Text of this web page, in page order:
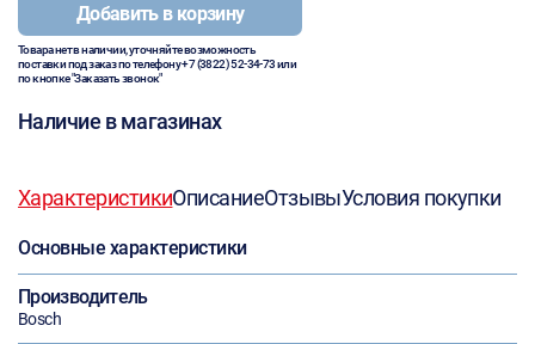
Добавить в корзину
Товара нет в наличии, уточняйте возможность
поставки под заказ по телефону+7 (3822) 52-34-73или
по кнопке "Заказать звонок"
Наличие в магазинах
ХарактеристикиОписаниеОтзывыУсловия покупки
Основные характеристики
Производитель
Bosch